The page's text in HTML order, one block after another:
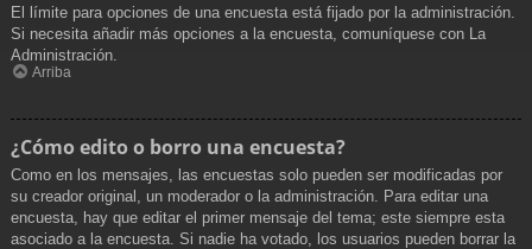
El límite para opciones de una encuesta está fijado por la administración.
Si necesita añadir más opciones a la encuesta, comuníquese con La
Administración.
Arriba
¿Cómo edito o borro una encuesta?
Como en los mensajes, las encuestas solo pueden ser modificadas por
su creador original, un moderador o la administración. Para editar una
encuesta, hay que editar el primer mensaje del tema; este siempre esta
asociado a la encuesta. Si nadie ha votado, los usuarios pueden borrar la